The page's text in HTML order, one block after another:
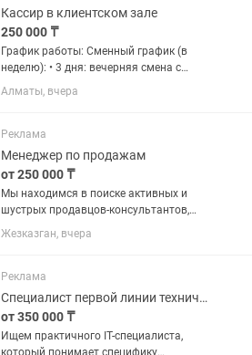
Твои...
Кассир в клиентском зале
250 000 ₸
График работы: Сменный график (в
неделю): • 3 дня: вечерняя смена с
18:00 до 22:00. • 2 дня: полная смена с
10:00 до 22:00. • 2 дня: выходные.
наличностью: прием оплаты,...
Алматы, вчера
Реклама
Менеджер по продажам
от 250 000 ₸
Мы находимся в поиске активных и
шустрых продавцов-консультантов,
которые любят продажи, умеют
общаться с клиентами и хотят хорошо
9-летним опытом на рынке,...
Жезказган, вчера
Реклама
Специалист первой линии технической поддержки
от 350 000 ₸
Ищем практичного IT-специалиста,
который понимает специфику